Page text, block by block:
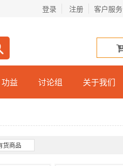
客户服务
登录 注册
功益 讨论组 关于我们
货商品